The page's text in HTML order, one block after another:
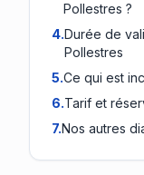
Pollestres ?
4.Durée de
Pollestres
5.Ce qui est
6.Tarif et
7.Nos autres